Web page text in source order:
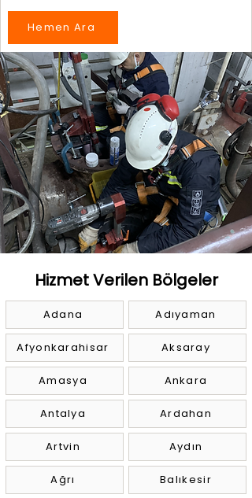
Hemen Ara
Hizmet Verilen Bölgeler
Adana
Afyonkarahisar
Amasya
Antalya
Artvin
Ağrı
Adıyaman
Aksaray
Ankara
Ardahan
Aydın
Balıkesir